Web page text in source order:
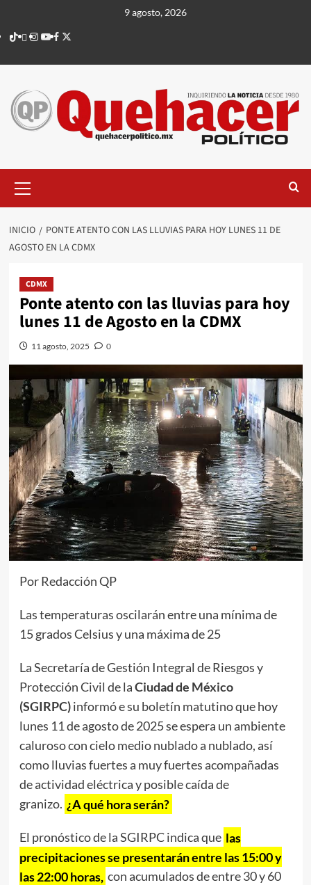
contenido
9 agosto, 2026
TikTok
threads
Instagram
Youtube
Facebook
X
principal
INICIO
PONTE ATENTO CON LAS LLUVIAS PARA HOY LUNES 11 DE
AGOSTO EN LA CDMX
CDMX
Ponte atento con las lluvias para hoy
lunes 11 de Agosto en la CDMX
11 agosto, 2025 0
Por Redacción QP
Las temperaturas oscilarán entre una mínima de
15 grados Celsius y una máxima de 25
La Secretaría de Gestión Integral de Riesgos y
Protección Civil de laCiudad de México
(SGIRPC)informó e su boletín matutino que hoy
lunes 11 de agosto de 2025 se espera un ambiente
caluroso con cielo medio nublado a nublado, así
como lluvias fuertes a muy fuertes acompañadas
de actividad eléctrica y posible caída de
granizo. ¿A qué hora serán?
El pronóstico de la SGIRPC indica que las
precipitaciones se presentarán entre las 15:00 y
las 22:00 horas, con acumulados de entre 30 y 60